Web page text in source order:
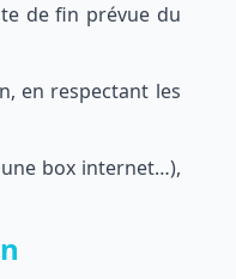
de fin prévue du
en respectant les
box internet…),